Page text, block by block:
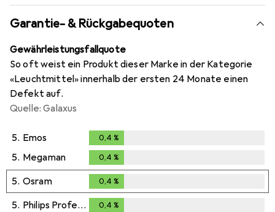
Garantie- & Rückgabequoten
Gewährleistungsfallquote
So oft weist ein Produkt dieser Marke in der Kategorie
«Leuchtmittel» innerhalb der ersten 24 Monate einen
Defekt auf.
Quelle: Galaxus
5. Emos 0,4 %
5. Megaman 0,4 %
5. Osram 0,4 %
5. Philips Professional 0,4 %